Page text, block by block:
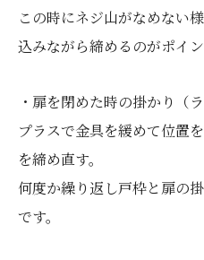
この時にネジ山がなめない
込みながら締めるのがポイン
・扉を閉めた時の掛かり（
プラスで金具を緩めて位置
を締め直す。
何度か繰り返し戸枠と扉の
です。